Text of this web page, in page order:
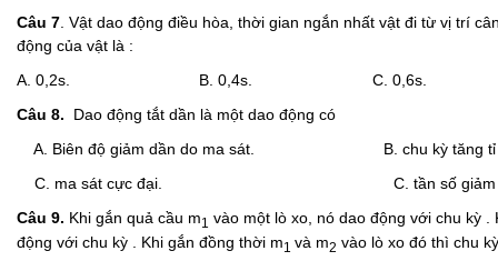
Câu 7 . Vật dao động điều hòa, thời gian ngắn nhất vật đi từ vị trí
động của vật là :
A. 0,2s. B. 0,4s. C. 0,6s. D.
Câu 8. Dao động tắt dần là một dao động có
A. Biên độ giảm dần do ma sát. B. chu kỳ tăng tỉ lệ
C. ma sát cực đại. C. tần số giảm dần
Câu 9. Khi gắn quả cầu m1 vào một lò xo, nó dao động với chu kỳ .
động với chu kỳ . Khi gắn đồng thời m1 và m2 vào lò xo đó thì chu